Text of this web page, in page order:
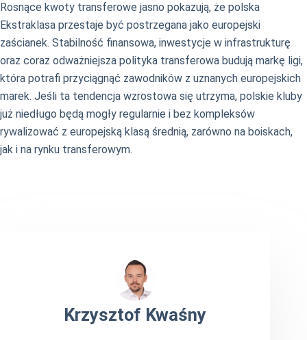
Rosnące kwoty transferowe jasno pokazują, że polska
Ekstraklasa przestaje być postrzegana jako europejski
zaścianek. Stabilność finansowa, inwestycje w infrastrukturę
oraz coraz odważniejsza polityka transferowa budują markę ligi,
która potrafi przyciągnąć zawodników z uznanych europejskich
marek. Jeśli ta tendencja wzrostowa się utrzyma, polskie kluby
już niedługo będą mogły regularnie i bez kompleksów
rywalizować z europejską klasą średnią, zarówno na boiskach,
jak i na rynku transferowym.
Krzysztof Kwaśny